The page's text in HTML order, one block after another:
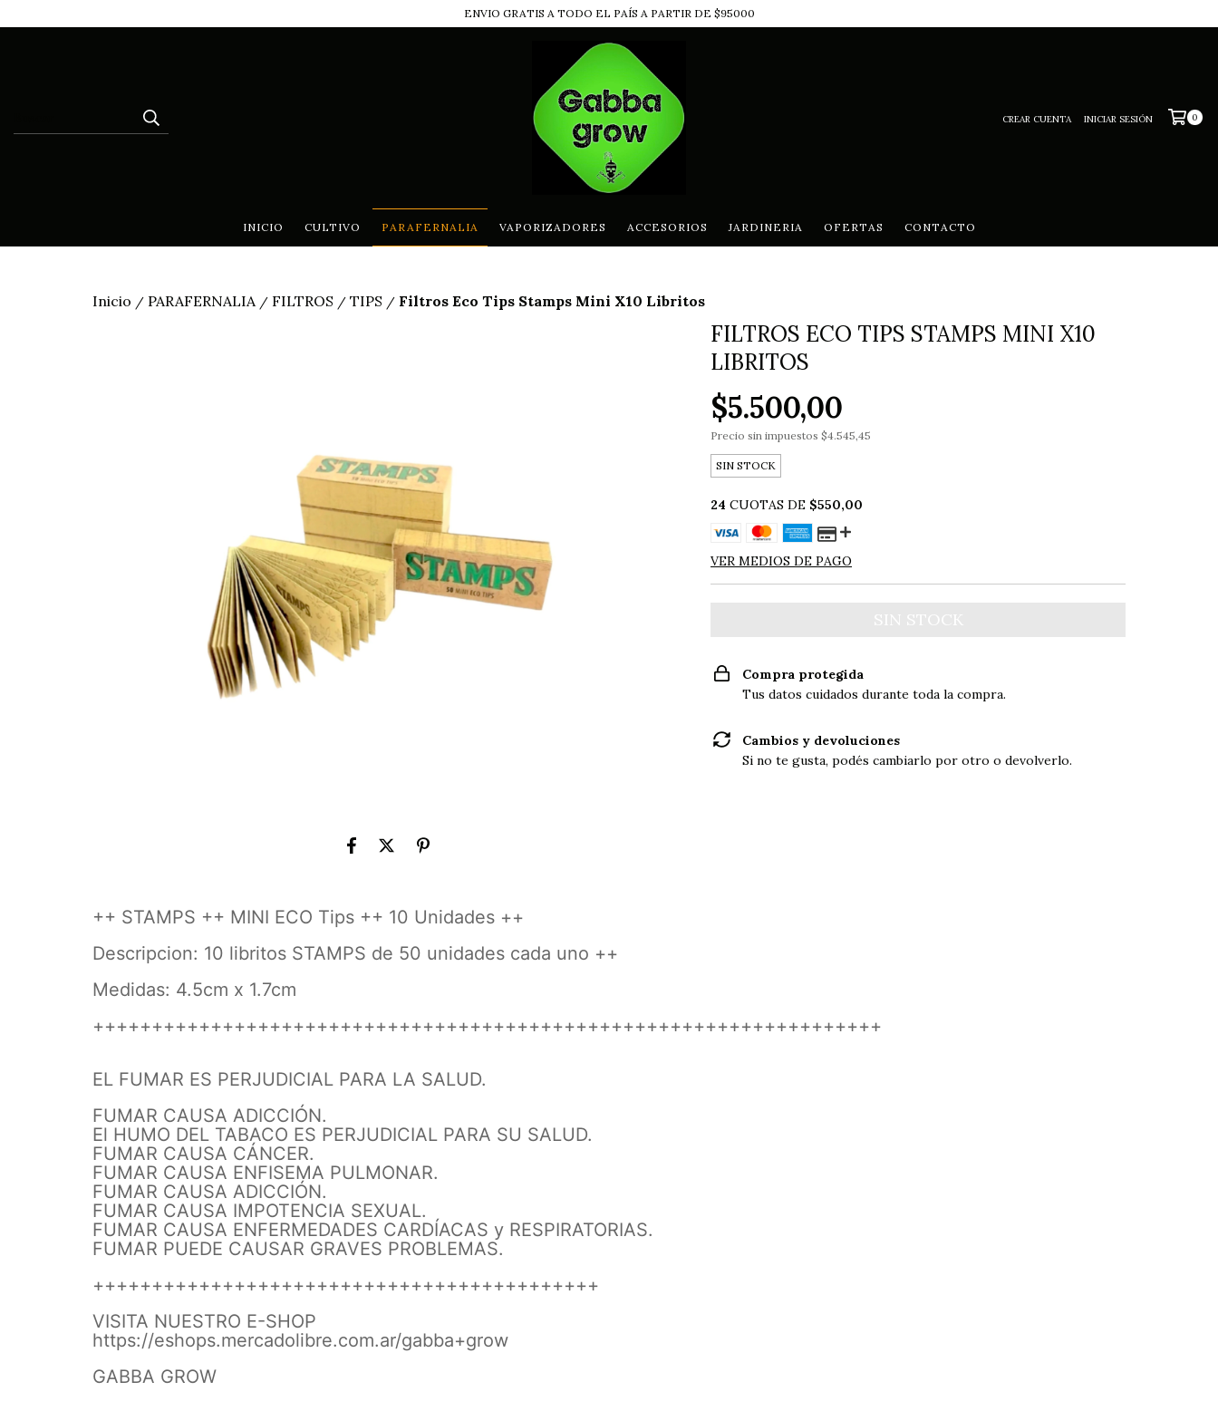
ENVIO GRATIS A TODO EL PAÍS A PARTIR DE $95000
CREAR CUENTA INICIAR SESIÓN 0
INICIO CULTIVO PARAFERNALIA VAPORIZADORES ACCESORIOS JARDINERIA OFERTAS CONTACTO
Inicio / PARAFERNALIA / FILTROS / TIPS / Filtros Eco Tips Stamps Mini X10 Libritos
++ STAMPS ++ MINI ECO Tips ++ 10 Unidades ++
Descripcion: 10 libritos STAMPS de 50 unidades cada uno ++
Medidas: 4.5cm x 1.7cm
+++++++++++++++++++++++++++++++++++++++++++++++++++++++++++++++++++
EL FUMAR ES PERJUDICIAL PARA LA SALUD.
FUMAR CAUSA ADICCIÓN.
El HUMO DEL TABACO ES PERJUDICIAL PARA SU SALUD.
FUMAR CAUSA CÁNCER.
FUMAR CAUSA ENFISEMA PULMONAR.
FUMAR CAUSA ADICCIÓN.
FUMAR CAUSA IMPOTENCIA SEXUAL.
FUMAR CAUSA ENFERMEDADES CARDÍACAS y RESPIRATORIAS.
FUMAR PUEDE CAUSAR GRAVES PROBLEMAS.
+++++++++++++++++++++++++++++++++++++++++++
VISITA NUESTRO E-SHOP
https://eshops.mercadolibre.com.ar/gabba+grow
GABBA GROW
FILTROS ECO TIPS STAMPS MINI X10
LIBRITOS
$5.500,00
Precio sin impuestos$4.545,45
SIN STOCK
24 CUOTAS DE $550,00
VER MEDIOS DE PAGO
Compra protegida
Tus datos cuidados durante toda la compra.
Cambios y devoluciones
Si no te gusta, podés cambiarlo por otro o devolverlo.